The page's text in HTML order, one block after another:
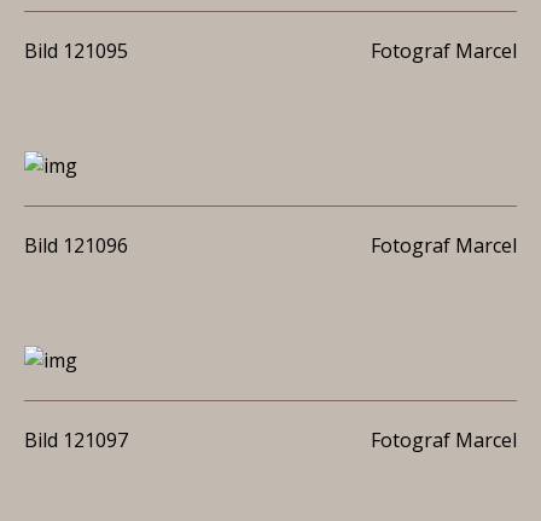
Bild 121095 Fotograf Marcel
Bild 121096 Fotograf Marcel
Bild 121097 Fotograf Marcel